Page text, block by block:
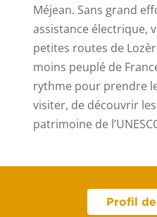
Méjean. Sans grand
assistance électrique,
petites routes de
moins peuplé de
rythme pour prendre
visiter, de découvrir
patrimoine de
Profil